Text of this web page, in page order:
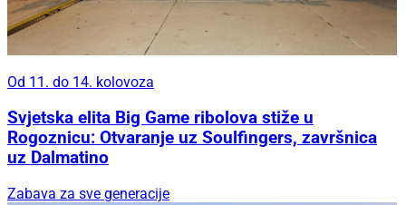
Od 11. do 14. kolovoza
Svjetska elita Big Game ribolova stiže u
Rogoznicu: Otvaranje uz Soulfingers, završnica
uz Dalmatino
Zabava za sve generacije